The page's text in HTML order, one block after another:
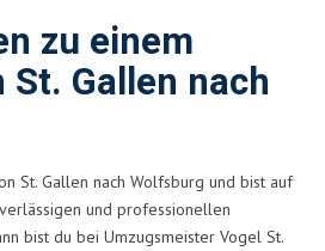
zu einem
St. Gallen nach
St. Gallen nach Wolfsburg und bist auf
und professionellen
bist du bei Umzugsmeister Vogel St.